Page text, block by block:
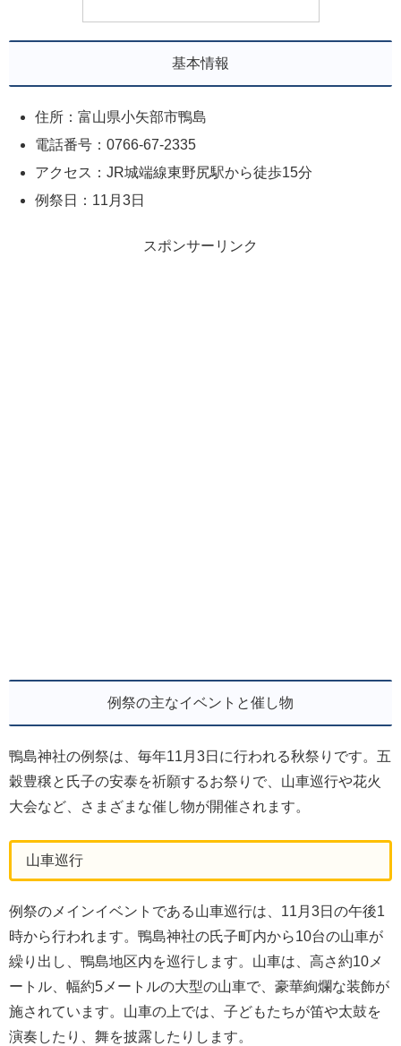
基本情報
住所：富山県小矢部市鴨島
電話番号：0766-67-2335
アクセス：JR城端線東野尻駅から徒歩15分
例祭日：11月3日
スポンサーリンク
例祭の主なイベントと催し物
鴨島神社の例祭は、毎年11月3日に行われる秋祭りです。五
穀豊穣と氏子の安泰を祈願するお祭りで、山車巡行や花火
大会など、さまざまな催し物が開催されます。
山車巡行
例祭のメインイベントである山車巡行は、11月3日の午後1
時から行われます。鴨島神社の氏子町内から10台の山車が
繰り出し、鴨島地区内を巡行します。山車は、高さ約10メ
ートル、幅約5メートルの大型の山車で、豪華絢爛な装飾が
施されています。山車の上では、子どもたちが笛や太鼓を
演奏したり、舞を披露したりします。